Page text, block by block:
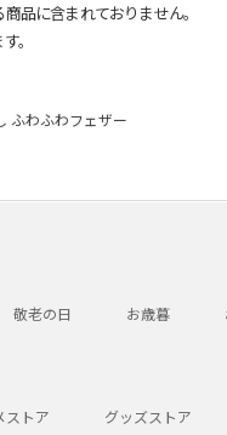
品に含まれておりません。
。
ふわふわフェザー
敬老の日 お歳暮
ストア グッズストア